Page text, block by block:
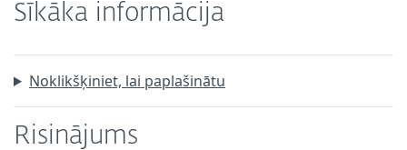
Sīkāka informācija
Noklikšķiniet, lai paplašinātu
Risinājums